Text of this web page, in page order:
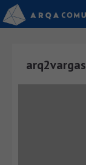
arq2vargas